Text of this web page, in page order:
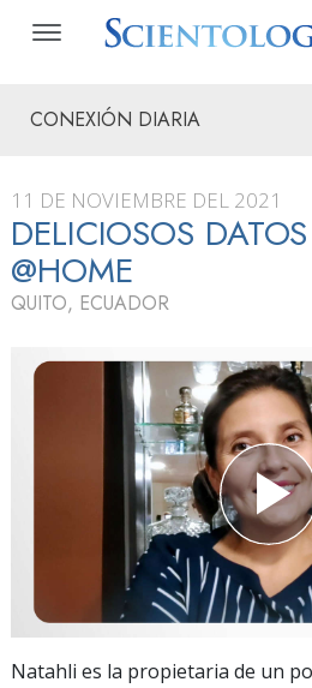
CONEXIÓN DIARIA
11 DE NOVIEMBRE DEL 2021
DELICIOSOS
@HOME
QUITO, ECUADOR
Natahli es la propietaria de un